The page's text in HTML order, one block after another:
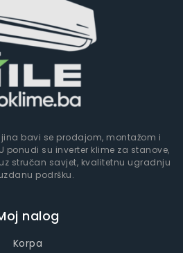
bavi se prodajom, montažom i
ponudi su inverter klime za stanove,
stručan savjet, kvalitetnu ugradnju
podršku.
nalog
Korpa